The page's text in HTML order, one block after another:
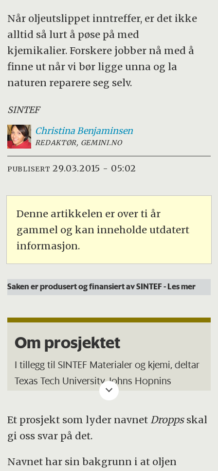
Når oljeutslippet inntreffer, er det ikke
alltid så lurt å pøse på med
kjemikalier. Forskere jobber nå med å
finne ut når vi bør ligge unna og la
naturen reparere seg selv.
SINTEF
ChristinaBenjaminsen
REDAKTØR, GEMINI.NO
PUBLISERT 29.03.2015 - 05:02
Denne artikkelen er over ti år
gammel og kan inneholde utdatert
informasjon.
Saken er produsert og finansiert av SINTEF- Les mer
Om prosjektet
I tillegg til SINTEF Materialer og kjemi, deltar
Texas Tech University, Johns Hopnins
University, University of Misconsin, Penn
State University, og University of Texas at
Austin.
Prosjektet Dropps
startet i 2012 og varer til
Et prosjekt som lyder navnet Dropps skal
gi oss svar på det.
Navnet har sin bakgrunn i at oljen